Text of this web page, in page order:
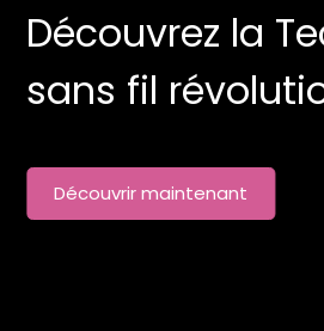
Découvrez la
sans fil
Découvrir maintenant